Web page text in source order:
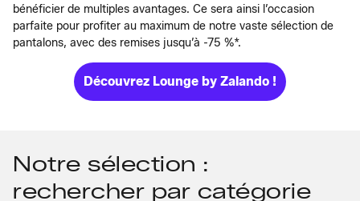
bénéficier de multiples avantages. Ce sera ainsi l’occasion
parfaite pour profiter au maximum de notre vaste sélection de
pantalons, avec des remises jusqu’à -75 %*.
Découvrez Lounge by Zalando !
Notre sélection :
rechercher par catégorie